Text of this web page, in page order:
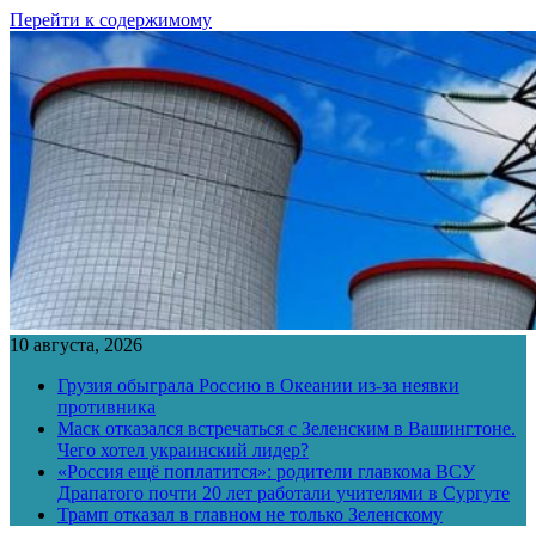
Перейти к содержимому
10 августа, 2026
Грузия обыграла Россию в Океании из-за неявки
противника
Маск отказался встречаться с Зеленским в Вашингтоне.
Чего хотел украинский лидер?
«Россия ещё поплатится»: родители главкома ВСУ
Драпатого почти 20 лет работали учителями в Сургуте
Трамп отказал в главном не только Зеленскому